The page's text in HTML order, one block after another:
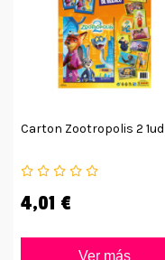
Carton Zootropolis 2 1ud
4,01 €
Ver más